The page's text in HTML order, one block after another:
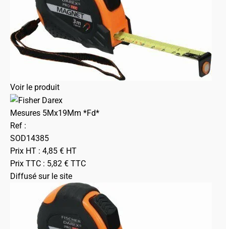
Voir le produit
Mesures 5Mx19Mm *Fd*
Ref :
SOD14385
Prix HT : 4,85 € HT
Prix TTC : 5,82 € TTC
Diffusé sur le site